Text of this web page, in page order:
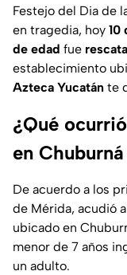
Festejo del Dia de
en tragedia, hoy 10
de edad fue
establecimiento
Azteca Yucatán te
¿Qué
en
De acuerdo a los
de Mérida, acudió
ubicado en
menor de 7 años
un adulto.